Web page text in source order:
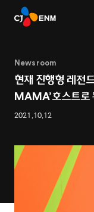
Newsroom
현재 진행형 레전
MAMA’호스트로
2021.10.12